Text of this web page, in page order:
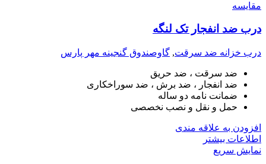
مقايسه
درب ضد انفجار تک لنگه
درب خزانه ضد سرقت, گاوصندوق گنجینه مهر پارس
ضد سرقت ، ضد حریق
ضد انفجار ، ضد برش ، ضد سوراخکاری
ضمانت نامه دو ساله
حمل و نقل و نصب نخصصی
افزودن به علاقه مندی
اطلاعات بیشتر
نمایش سریع